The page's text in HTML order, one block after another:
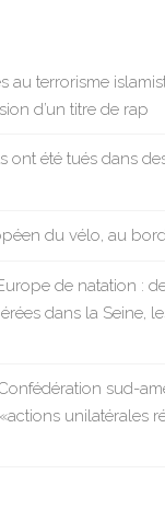
au terrorisme
d’un titre de rap
ont été tués dans
du vélo, au
de natation :
dans la Seine,
sud-
unilatérales